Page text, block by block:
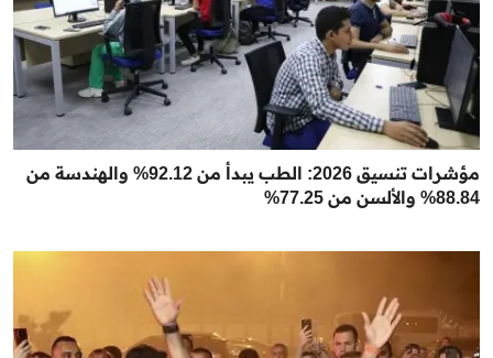
مؤشرات تنسيق 2026: الطب يبدأ من 92.12% والهندسة من
88.84% والألسن من 77.25%